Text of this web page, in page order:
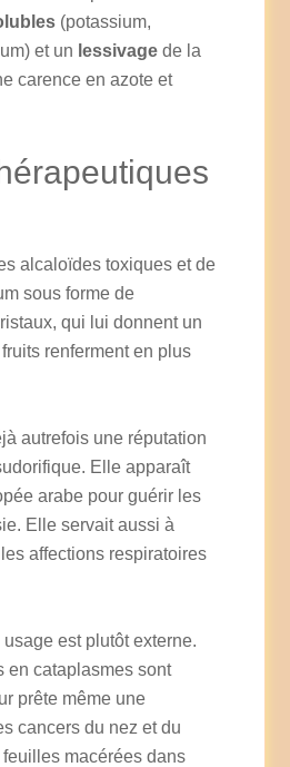
(potassium,
et un lessivage de la
carence en azote et
alcaloïdes toxiques et de
sous forme de
qui lui donnent un
renferment en plus
autrefois une réputation
Elle apparaît
arabe pour guérir les
Elle servait aussi à
affections respiratoires
est plutôt externe.
en cataplasmes sont
prête même une
cancers du nez et du
macérées dans